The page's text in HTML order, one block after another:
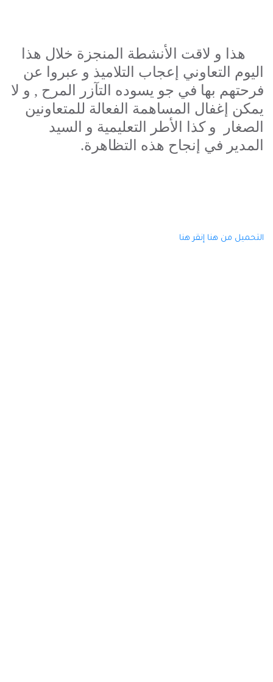
هذا و لاقت الأنشطة المنجزة خلال هذا
اليوم التعاوني إعجاب التلاميذ و عبروا عن
فرحتهم بها في جو يسوده التآزر المرح , و لا
يمكن إغفال المساهمة الفعالة للمتعاونين
الصغار
و كذا الأطر التعليمية و السيد
المدير في إنجاح هذه التظاهرة.
التحميل من هنا إنقر هنا